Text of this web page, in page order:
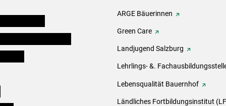
ARGE Bäuerinnen
Green Care
Landjugend Salzburg
Lehrlings- &.
Lebensqualität Bauernhof
Ländliches Fortbildungsinstitut